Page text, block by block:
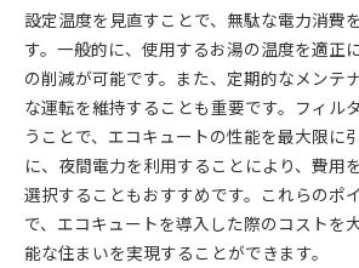
設定温度を見直すことで、無駄な電力消費
す。一般的に、使用するお湯の温度を適正
の削減が可能です。また、定期的なメンテ
な運転を維持することも重要です。フィル
うことで、エコキュートの性能を最大限に
に、夜間電力を利用することにより、費用
選択することもおすすめです。これらのポ
で、エコキュートを導入した際のコストを
能な住まいを実現することができます。